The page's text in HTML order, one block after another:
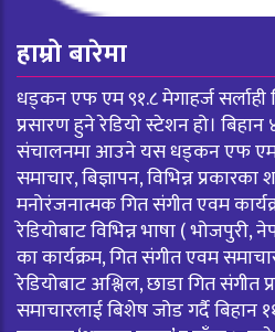
हाम्रो बारेमा
धड्कन एफ एम ९१.८ मेगाहर्ज सर्लाही
प्रसारण हुने रेडियो स्टेशन हो।
संचालनमा आउने यस धड्कन एफ
समाचार, बिज्ञापन, विभिन्न
मनोरंजनात्मक गित संगीत एवम
रेडियोबाट विभिन्न भाषा ( भोजपुरी,
का कार्यक्रम, गित संगीत एवम
रेडियोबाट अश्लिल, छाडा गित संगीत
समाचारलाई बिशेष जोड गर्दै बिहान